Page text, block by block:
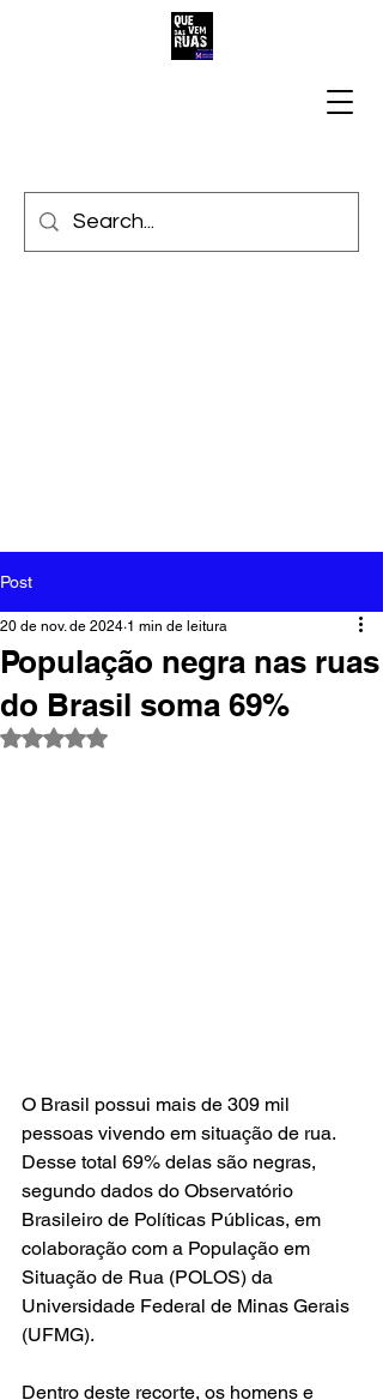
Post
População negra nas ruas
do Brasil soma 69%
20 de nov. de 2024 1 min de leitura
Avaliado com NaN de 5 estrelas.
O Brasil possui mais de 309 mil
pessoas vivendo em situação de rua.
Desse total 69% delas são negras,
segundo dados do Observatório
Brasileiro de Políticas Públicas, em
colaboração com a População em
Situação de Rua (POLOS) da
Universidade Federal de Minas Gerais
(UFMG).
Dentro deste recorte, os homens e